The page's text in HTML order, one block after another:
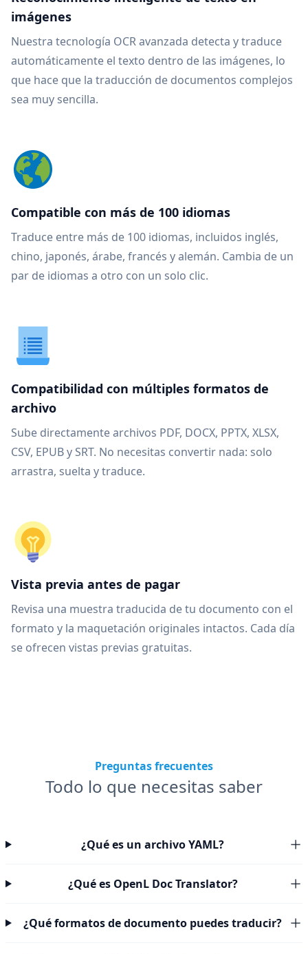
imágenes
Nuestra tecnología OCR avanzada detecta y traduce
automáticamente el texto dentro de las imágenes, lo
que hace que la traducción de documentos complejos
sea muy sencilla.
Compatible con más de 100 idiomas
Traduce entre más de 100 idiomas, incluidos inglés,
chino, japonés, árabe, francés y alemán. Cambia de un
par de idiomas a otro con un solo clic.
Compatibilidad con múltiples formatos de
archivo
Sube directamente archivos PDF, DOCX, PPTX, XLSX,
CSV, EPUB y SRT. No necesitas convertir nada: solo
arrastra, suelta y traduce.
Vista previa antes de pagar
Revisa una muestra traducida de tu documento con el
formato y la maquetación originales intactos. Cada día
se ofrecen vistas previas gratuitas.
Preguntas frecuentes
Todo lo que necesitas saber
¿Qué es un archivo YAML?
¿Qué es OpenL Doc Translator?
¿Qué formatos de documento puedes traducir?